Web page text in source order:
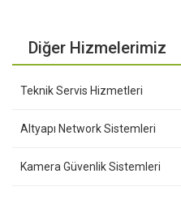
Diğer Hizmelerimiz
Teknik Servis Hizmetleri
Altyapı Network Sistemleri
Kamera Güvenlik Sistemleri